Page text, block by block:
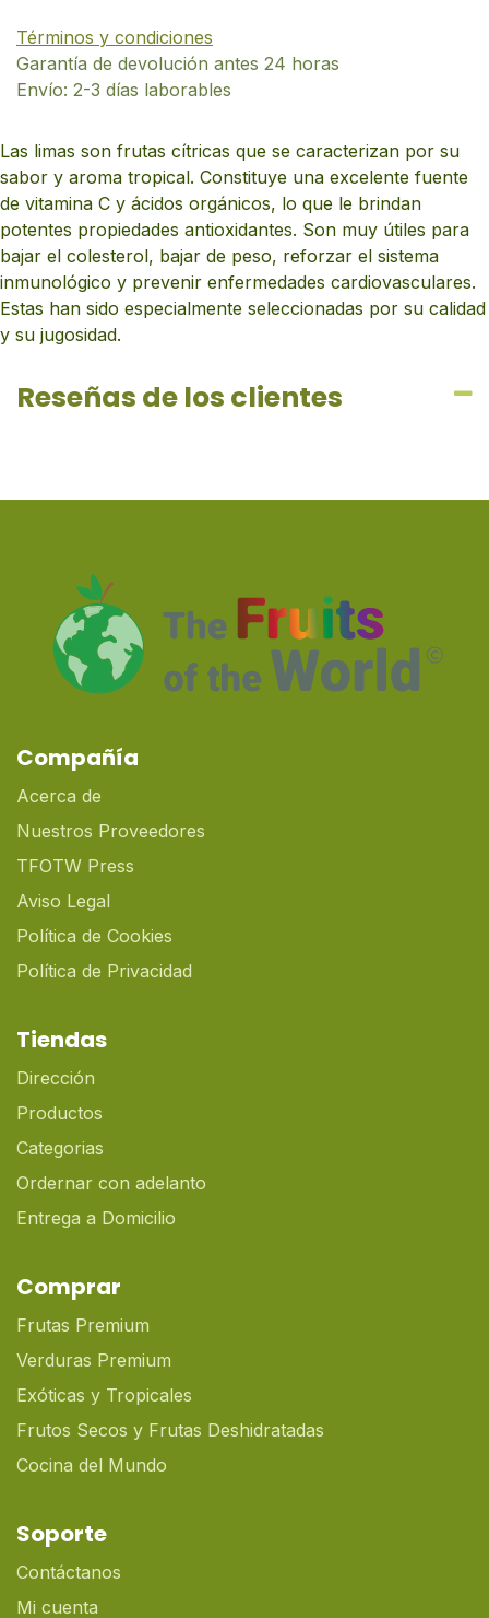
Términos y condiciones
Garantía de devolución antes 24 horas
Envío: 2-3 días laborables
Las limas son frutas cítricas que se caracterizan por su
sabor y aroma tropical. Constituye una excelente fuente
de vitamina C y ácidos orgánicos, lo que le brindan
potentes propiedades antioxidantes. Son muy útiles para
bajar el colesterol, bajar de peso, reforzar el sistema
inmunológico y prevenir enfermedades cardiovasculares.
Estas han sido especialmente seleccionadas por su calidad
y su jugosidad.
Reseñas de los clientes
Compañía
Acerca de
Nuestros Proveedores
TFOTW Press
Aviso Legal
Política de Cookies
Política de Privacidad
Tiendas
Dirección
Productos
Categorias
Ordernar con adelanto
Entrega a Domicilio
Comprar
Frutas Premium
Verduras Premium
Exóticas y Tropicales
Frutos Secos y Frutas Deshidratadas
Cocina del Mundo
Soporte
Contáctanos
Mi cuenta